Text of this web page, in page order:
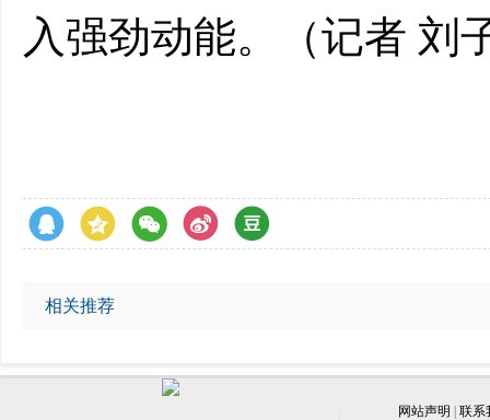
入强劲动能。
（记者
相关推荐
网站声明
联系